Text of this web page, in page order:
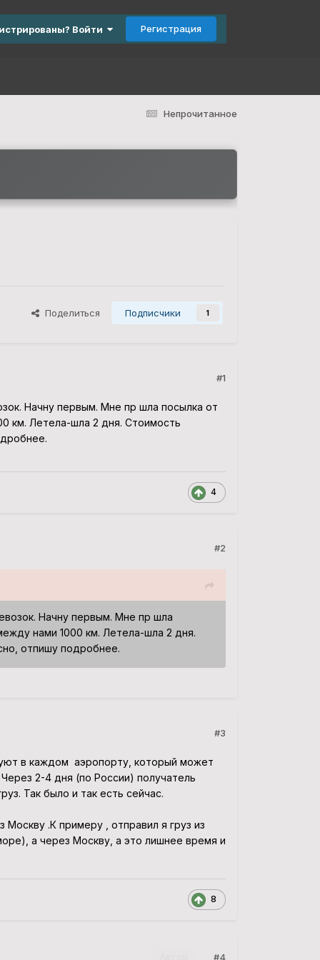
Войти Регистрация
Непрочитанное
Поделиться Подписчики 1
#1
Начну первым. Мне пр шла посылка от
км. Летела-шла 2 дня. Стоимость
4
#2
Начну первым. Мне пр шла
нами 1000 км. Летела-шла 2 дня.
отпишу подробнее.
#3
в каждом аэропорту, который может
2-4 дня (по России) получатель
Так было и так есть сейчас.
Москву .К примеру , отправил я груз из
а через Москву, а это лишнее время и
8
#4